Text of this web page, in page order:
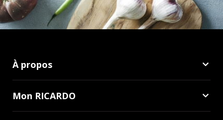
À propos
Mon RICARDO